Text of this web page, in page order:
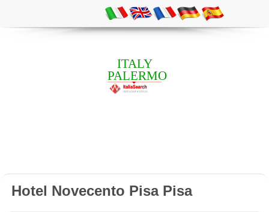
ITALY
PALERMO
Hotel Novecento Pisa Pisa